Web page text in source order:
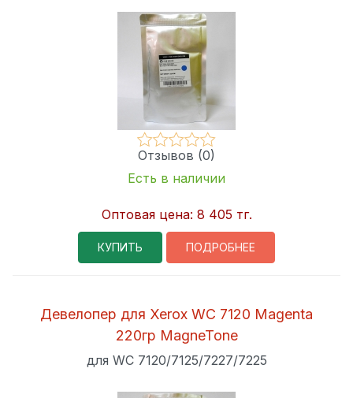
Отзывов (0)
Есть в наличии
Оптовая цена: 8 405 тг.
КУПИТЬ ПОДРОБНЕЕ
Девелопер для Xerox WC 7120 Magenta
220гр MagneTone
для WC 7120/7125/7227/7225